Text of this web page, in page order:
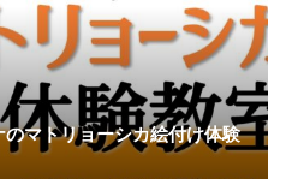
マトリョーシカ絵付け体験